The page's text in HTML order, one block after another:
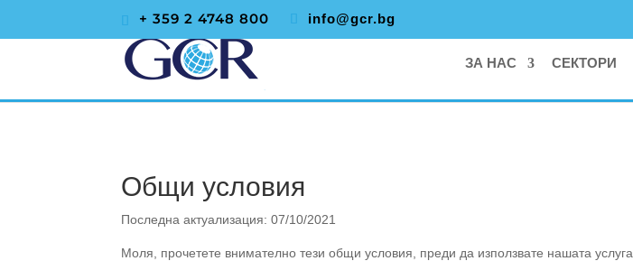
+ 359 2 4748 800 info@gcr.bg
ЗА НАС СЕКТОРИ
Общи условия
Последна актуализация: 07/10/2021
Моля, прочетете внимателно тези общи условия, преди да използвате нашата услуга